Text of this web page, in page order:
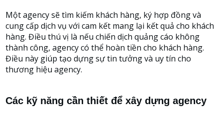
Một agency sẽ tìm kiếm khách hàng, ký hợp đồng và
cung cấp dịch vụ với cam kết mang lại kết quả cho khách
hàng. Điều thú vị là nếu chiến dịch quảng cáo không
thành công, agency có thể hoàn tiền cho khách hàng.
Điều này giúp tạo dựng sự tin tưởng và uy tín cho
thương hiệu agency.
Các kỹ năng cần thiết để xây dựng agency